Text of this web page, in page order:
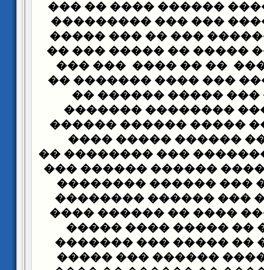
��� ����� �����
������� ������ ���
������� �������� ���
���� ��� ���� ����� ��
���� �������� �� ��
���� ����� ��� ���
����� ��� ��� �����
������ �����
������ ��� �� �����
����� ����� ������
������ ���� �������
��� ����� ������
��� ������� ���
���� ��� ��� ���
���� �������� ����
����� ���� �� �����
����� ����� �� �����
������ �������